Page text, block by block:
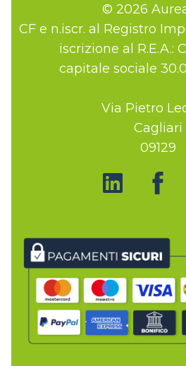
© 2026
CF e n.iscr. al Registro
iscrizione al R.E.A.:
capitale sociale
Via Pietro
Cagliari
09129